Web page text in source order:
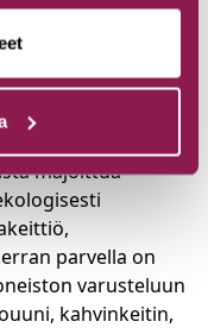
paritalohuoneisto
joka
keskittyä.
majoittua
parvella on
varusteluun
kahvinkeitin,